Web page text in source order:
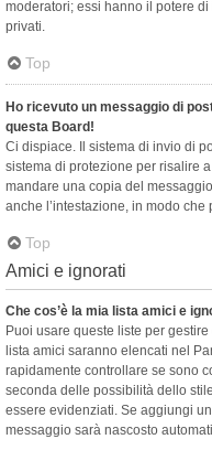
moderatori; essi hanno il potere
privati​​.
Top
Ho ricevuto un messaggio di
questa Board!
Ci dispiace. Il sistema di invio di
sistema di protezione per risalire
mandare una copia del
anche l’intestazione, in modo che
Top
Amici e ignorati
Che cos’è la mia lista amici e
Puoi usare queste liste per
lista amici saranno elencati nel
rapidamente controllare se sono
seconda delle possibilità dello
essere evidenziati. Se aggiungi
messaggio sarà nascosto